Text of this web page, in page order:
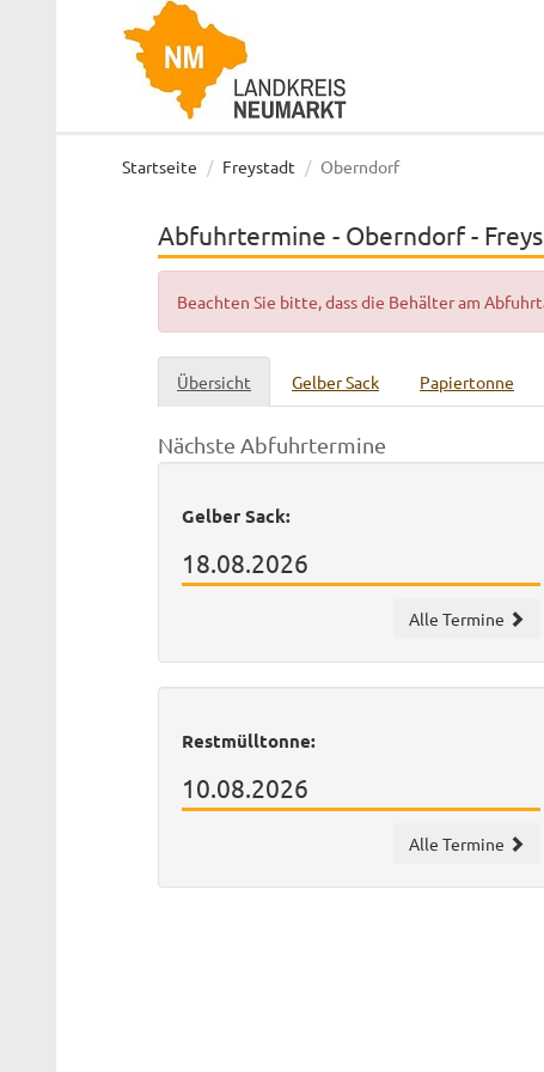
Startseite Freystadt Oberndorf
Abfuhrtermine - Oberndorf -
Beachten Sie bitte, dass die Behälter am
Übersicht Gelber Sack Papiertonne
Nächste Abfuhrtermine
Gelber Sack:
18.08.2026
Alle Termine
Restmülltonne:
10.08.2026
Alle Termine